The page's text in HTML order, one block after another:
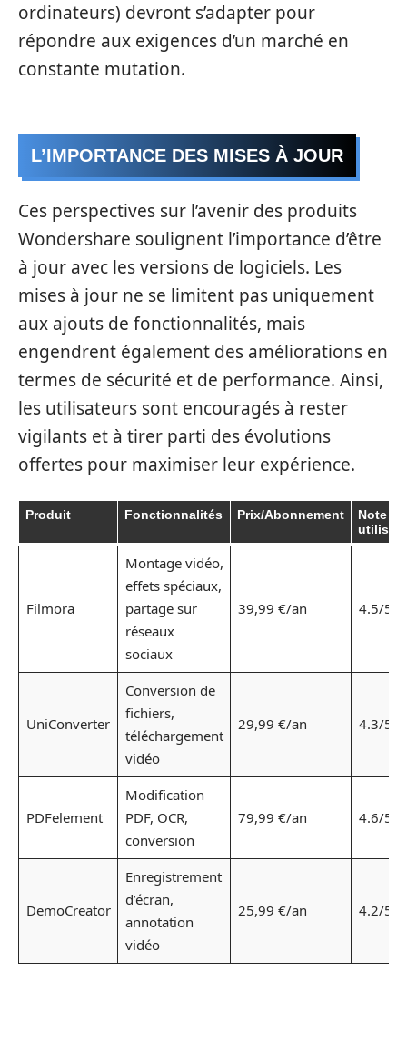
ordinateurs) devront s’adapter pour
répondre aux exigences d’un marché en
constante mutation.
L’IMPORTANCE DES MISES À JOUR
Ces perspectives sur l’avenir des produits
Wondershare soulignent l’importance d’être
à jour avec les versions de logiciels. Les
mises à jour ne se limitent pas uniquement
aux ajouts de fonctionnalités, mais
engendrent également des améliorations en
termes de sécurité et de performance. Ainsi,
les utilisateurs sont encouragés à rester
vigilants et à tirer parti des évolutions
offertes pour maximiser leur expérience.
Produit Fonctionnalités Prix/Abonnement
Note
Filmora
Montage vidéo,
effets spéciaux,
partage sur
réseaux
sociaux
39,99 €/an 4.5/5
UniConverter
Conversion de
fichiers,
téléchargement
vidéo
29,99 €/an 4.3/5
PDFelement
Modification
PDF, OCR,
conversion
79,99 €/an 4.6/5
DemoCreator
Enregistrement
d’écran,
annotation
vidéo
25,99 €/an 4.2/5